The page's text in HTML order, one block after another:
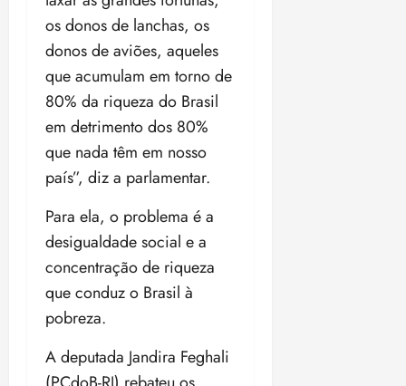
os donos de lanchas, os
donos de aviões, aqueles
que acumulam em torno de
80% da riqueza do Brasil
em detrimento dos 80%
que nada têm em nosso
país”, diz a parlamentar.
Para ela, o problema é a
desigualdade social e a
concentração de riqueza
que conduz o Brasil à
pobreza.
A deputada Jandira Feghali